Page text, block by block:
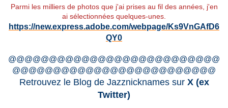
Parmi les milliers de photos que j'ai prises au fil des années, j'en
ai sélectionnées quelques-unes.
https://new.express.adobe.com/webpage/Ks9VnGAfD6
QY0
@@@@@@@@@@@@@@@@@@@@@@@@@@
@@@@@@@@@@@@@@@@@@@@@@@@@
Retrouvez le Blog de Jazznicknames sur X (ex
Twitter)